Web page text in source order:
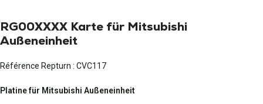
RG00XXXX Karte für Mitsubishi
Außeneinheit
Référence Repturn : CVC117
Platine für Mitsubishi Außeneinheit